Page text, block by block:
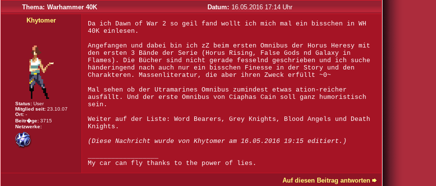
Thema: Warhammer 40K Datum: 16.05.2016 17:14 Uhr
Khytomer
Status: User
Mitglied seit: 23.10.07
Ort: -
Beitr�ge: 3715
Netzwerke:
Da ich Dawn of War 2 so geil fand wollt ich mich mal ein bisschen in WH
40K einlesen.
Angefangen und dabei bin ich zZ beim ersten Omnibus der Horus Heresy mit
den ersten 3 Bände der Serie (Horus Rising, False Gods nd Galaxy in
Flames). Die Bücher sind nicht gerade fesselnd geschrieben und ich suche
händeringend nach auch nur ein bisschen Finesse in der Story und den
Charakteren. Massenliteratur, die aber ihren Zweck erfüllt ~0~
Mal sehen ob der Utramarines Omnibus zumindest etwas ation-reicher
ausfällt. Und der erste Omnibus von Ciaphas Cain soll ganz humoristisch
sein.
Weiter auf der Liste: Word Bearers, Grey Knights, Blood Angels und Death
Knights.
(Diese Nachricht wurde von Khytomer am 16.05.2016 19:15 editiert.)
My car can fly thanks to the power of lies.
Auf diesen Beitrag antworten